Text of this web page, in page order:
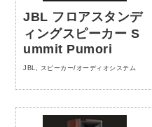
JBL フロアスタンデ
ィングスピーカー S
ummit Pumori
JBL, スピーカー/オーディオシステム